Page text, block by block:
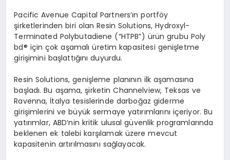
Pacific Avenue Capital Partners’ın portföy
şirketlerinden biri olan Resin Solutions, Hydroxyl-
Terminated Polybutadiene (“HTPB”) ürün grubu Poly
bd® için çok aşamalı üretim kapasitesi genişletme
girişimini başlattığını duyurdu.
Resin Solutions, genişleme planının ilk aşamasına
başladı. Bu aşama, şirketin Channelview, Teksas ve
Ravenna, İtalya tesislerinde darboğaz giderme
girişimlerini ve büyük sermaye yatırımlarını içeriyor. Bu
yatırımlar, ABD’nin kritik ulusal güvenlik programlarında
beklenen ek talebi karşılamak üzere mevcut
kapasitenin artırılmasını sağlayacak.